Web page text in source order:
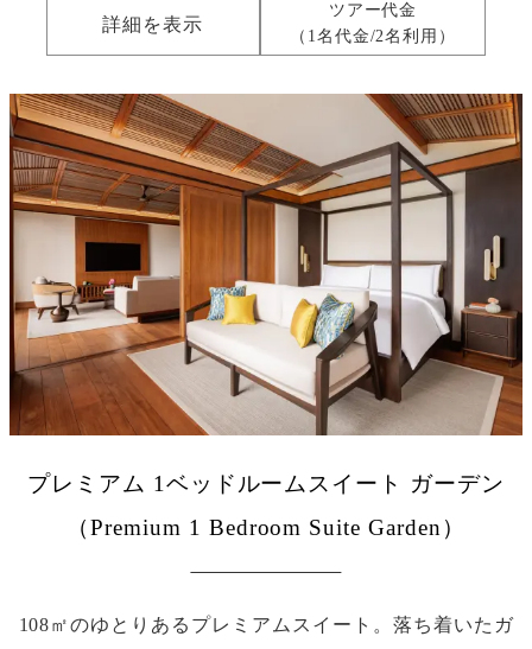
詳細を表示
ツアー代金
（1名代金/2名利用）
プレミアム 1ベッドルームスイート ガーデン
（Premium 1 Bedroom Suite Garden）
108㎡のゆとりあるプレミアムスイート。落ち着いたガ